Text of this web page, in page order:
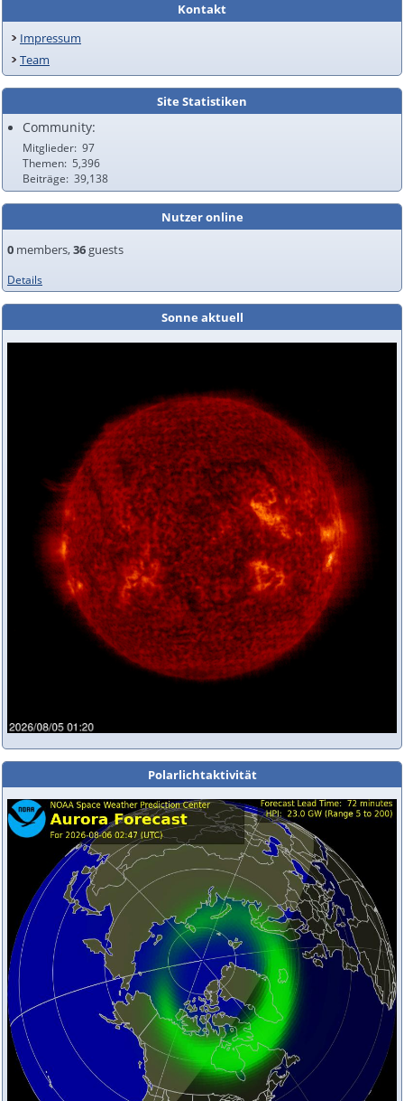
Kontakt
Impressum
Team
Site Statistiken
Community:
Mitglieder 97
Themen 5,396
Beiträge 39,138
Nutzer online
0 members,36 guests
Details
Sonne aktuell
Polarlichtaktivität